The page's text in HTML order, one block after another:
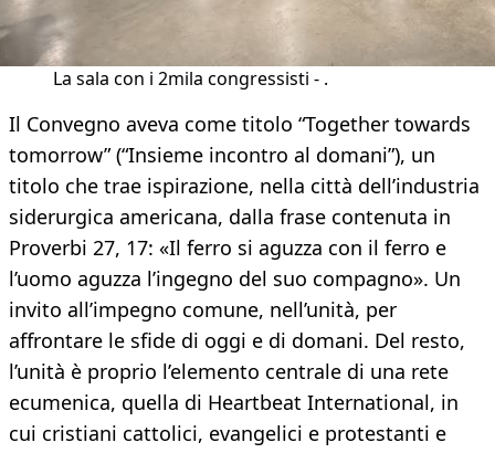
La sala con i 2mila congressisti - .
Il Convegno aveva come titolo “Together towards
tomorrow” (“Insieme incontro al domani”), un
titolo che trae ispirazione, nella città dell’industria
siderurgica americana, dalla frase contenuta in
Proverbi 27, 17: «Il ferro si aguzza con il ferro e
l’uomo aguzza l’ingegno del suo compagno». Un
invito all’impegno comune, nell’unità, per
affrontare le sfide di oggi e di domani. Del resto,
l’unità è proprio l’elemento centrale di una rete
ecumenica, quella di Heartbeat International, in
cui cristiani cattolici, evangelici e protestanti e